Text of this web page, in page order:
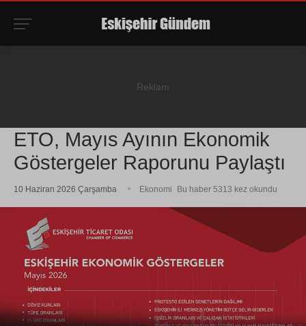
ETO, Mayıs Ayının Ekonomik
Göstergeler Raporunu Paylaştı
10 Haziran 2026 Çarşamba Ekonomi Bu haber 5313 kez okundu